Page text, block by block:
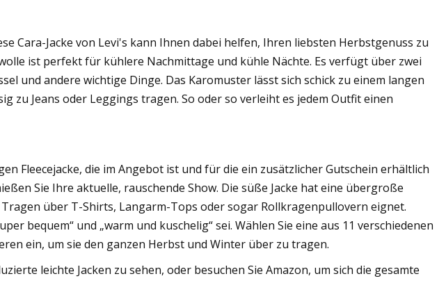
Cara-Jacke von Levi's kann Ihnen dabei helfen, Ihren liebsten Herbstgenuss zu
ist perfekt für kühlere Nachmittage und kühle Nächte. Es verfügt über zwei
und andere wichtige Dinge. Das Karomuster lässt sich schick zu einem langen
zu Jeans oder Leggings tragen. So oder so verleiht es jedem Outfit einen
Fleecejacke, die im Angebot ist und für die ein zusätzlicher Gutschein erhältlich
Sie Ihre aktuelle, rauschende Show. Die süße Jacke hat eine übergroße
über T-Shirts, Langarm-Tops oder sogar Rollkragenpullovern eignet.
bequem“ und „warm und kuschelig“ sei. Wählen Sie eine aus 11 verschiedenen
ein, um sie den ganzen Herbst und Winter über zu tragen.
leichte Jacken zu sehen, oder besuchen Sie Amazon, um sich die gesamte